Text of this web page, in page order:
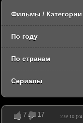
7 17 2.9/ 10 (24
Фильмы / Категории
По году
По странам
Сериалы